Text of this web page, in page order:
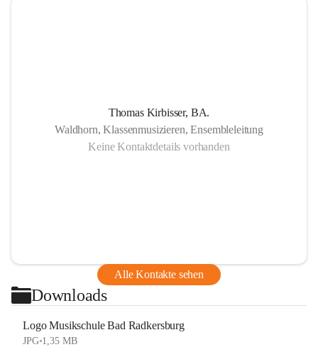
Thomas Kirbisser, BA.
Waldhorn, Klassenmusizieren, Ensembleleitung
Keine Kontaktdetails vorhanden
Alle Kontakte sehen
Downloads
Logo Musikschule Bad Radkersburg
JPG•1,35 MB